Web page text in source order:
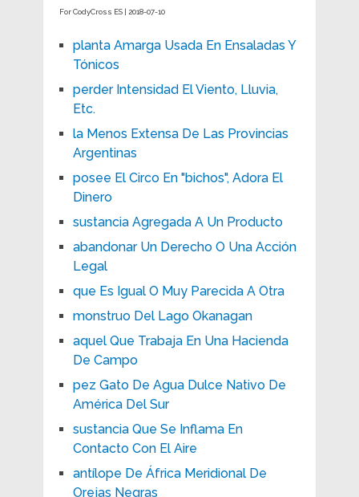
For CodyCross ES | 2018-07-10
planta Amarga Usada En Ensaladas Y
Tónicos
perder Intensidad El Viento, Lluvia,
Etc.
la Menos Extensa De Las Provincias
Argentinas
posee El Circo En "bichos", Adora El
Dinero
sustancia Agregada A Un Producto
abandonar Un Derecho O Una Acción
Legal
que Es Igual O Muy Parecida A Otra
monstruo Del Lago Okanagan
aquel Que Trabaja En Una Hacienda
De Campo
pez Gato De Agua Dulce Nativo De
América Del Sur
sustancia Que Se Inflama En
Contacto Con El Aire
antílope De África Meridional De
Orejas Negras